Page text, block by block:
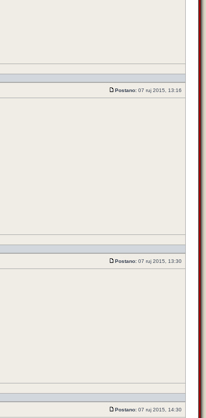
Postano: 07 ruj 2015, 13:16
Postano: 07 ruj 2015, 13:30
Postano: 07 ruj 2015, 14:30